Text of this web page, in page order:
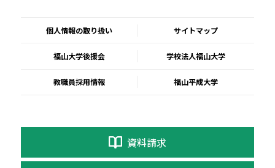
個人情報の取り扱い サイトマップ
福山大学後援会 学校法人福山大学
教職員採用情報 福山平成大学
資料請求